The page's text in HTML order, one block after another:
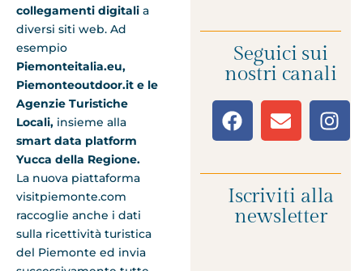
collegamenti digitali a
diversi siti web. Ad
esempio
Piemonteitalia.eu,
Piemonteoutdoor.it e le
Agenzie Turistiche
Locali, insieme alla
smart data platform
Yucca della Regione.
La nuova piattaforma
visitpiemonte.com
raccoglie anche i dati
sulla ricettività turistica
del Piemonte ed invia
Seguici sui
nostri canali
Iscriviti alla
newsletter